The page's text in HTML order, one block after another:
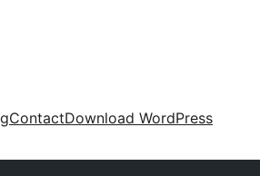
ContactDownload WordPress